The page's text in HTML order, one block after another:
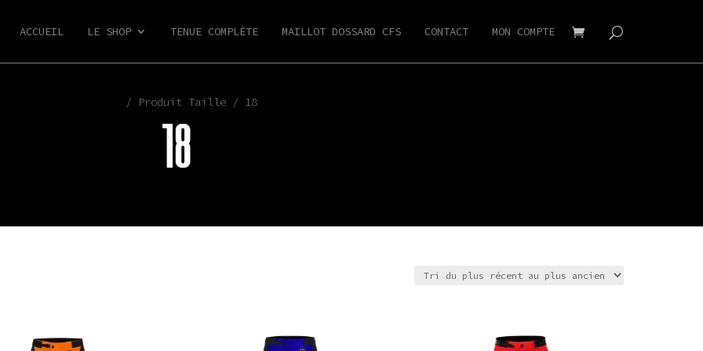
ACCUEIL LE SHOP TENUE COMPLÈTE MAILLOT DOSSARD CFS CONTACT MON COMPTE
/ Produit Taille / 18
18